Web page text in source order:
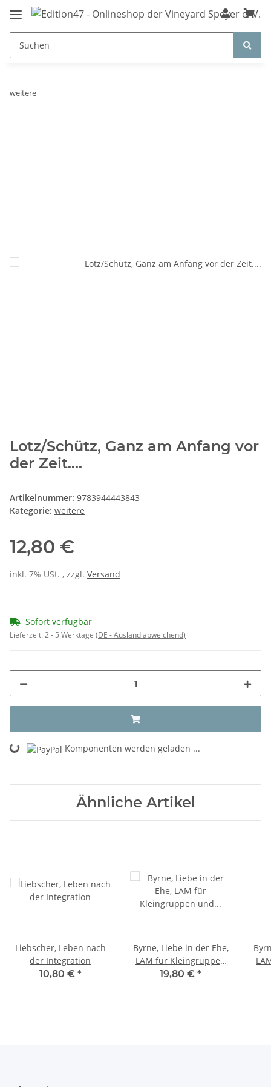
weitere
Lotz/Schütz, Ganz am Anfang vor
der Zeit....
Artikelnummer: 9783944443843
Kategorie: weitere
12,80 €
inkl. 7% USt. , zzgl. Versand
Sofort verfügbar
Lieferzeit:2 - 5 Werktage (DE - Ausland abweichend)
Loading... Komponenten werden geladen ...
Ähnliche Artikel
Liebscher, Leben nach
der Integration
10,80 € *
Byrne, Liebe in der Ehe,
LAM für Kleingruppen
und Hauskreise
19,80 € *